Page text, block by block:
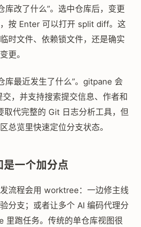
库改了什么”。选中仓库后，变更
按 Enter 可以打开 split diff。这
时文件、依赖锁文件，还是确实
更。
库最近发生了什么”。gitpane 会
，并支持搜索提交信息、作者和
取代完整的 Git 日志分析工具，但
总览里快速定位分支状态。
一个加分点
流程会用 worktree：一边修主线
分支；或者让多个 AI 编码代理分
里跑任务。传统的单仓库视图很